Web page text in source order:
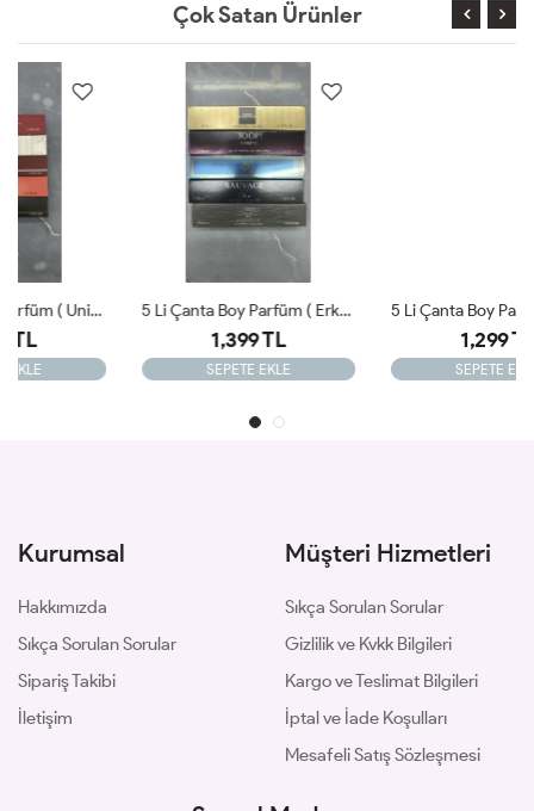
Çok Satan Ürünler
5 Li Çanta Boy Parfüm ( Erkek ) 33ml X 5
SEPETE EKLE
5 Li Çanta Boy Parfüm ( Unisex) 33ml X 5
SEPETE EKLE
Kurumsal
Hakkımızda
Sıkça Sorulan Sorular
Sipariş Takibi
İletişim
Müşteri Hizmetleri
Sıkça Sorulan Sorular
Gizlilik ve Kvkk Bilgileri
Kargo ve Teslimat Bilgileri
İptal ve İade Koşulları
Mesafeli Satış Sözleşmesi